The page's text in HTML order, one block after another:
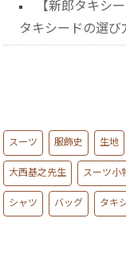
【新郎タキシ
タキシードの選び
スーツ 服飾史 生地
大西基之先生 スーツ小
シャツ バッグ タキ